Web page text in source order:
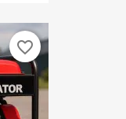
favorite_border